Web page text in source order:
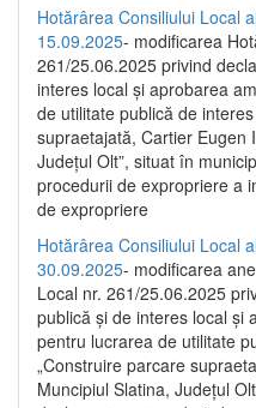
Hotărârea Consiliului Local
15.09.2025- modificarea
261/25.06.2025 privind
interes local și aprobarea
de utilitate publică de
supraetajată, Cartier Eugen
Județul Olt”, situat în
procedurii de expropriere a
de expropriere
Hotărârea Consiliului Local
30.09.2025- modificarea
Local nr. 261/25.06.2025
publică şi de interes local şi
pentru lucrarea de utilitate
„Construire parcare
Muncipiul Slatina, Judeţul